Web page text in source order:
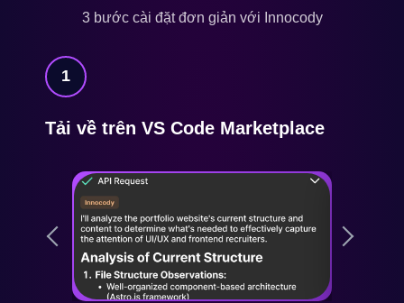
3 bước cài đặt đơn giản với Innocody
1
Tải về trên VS Code Marketplace